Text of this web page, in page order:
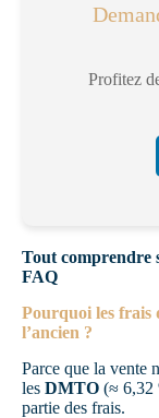
Profitez
Tout comprendre
FAQ
Pourquoi les frais
l’ancien ?
Parce que la vente
les DMTO (≈ 6,32
partie des frais.